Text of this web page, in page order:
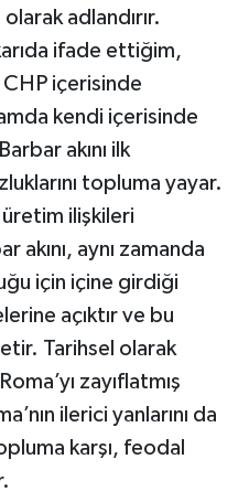
olarak adlandırır.
ifade ettiğim,
CHP içerisinde
kendi içerisinde
akını ilk
topluma yayar.
üretim ilişkileri
akını, aynı zamanda
için içine girdiği
açıktır ve bu
Tarihsel olarak
zayıflatmış
ilerici yanlarını da
karşı, feodal